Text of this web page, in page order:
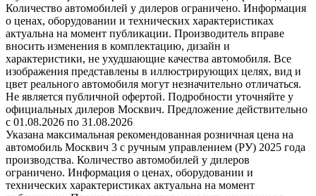
Количество автомобилей у дилеров ограничено. Информация
о ценах, оборудовании и технических характеристиках
актуальна на момент публикации. Производитель вправе
вносить изменения в комплектацию, дизайн и
характеристики, не ухудшающие качества автомобиля. Все
изображения представлены в иллюстрирующих целях, вид и
цвет реального автомобиля могут незначительно отличаться.
Не является публичной офертой. Подробности уточняйте у
официальных дилеров Москвич. Предложение действительно
с 01.08.2026 по 31.08.2026
Указана максимальная рекомендованная розничная цена на
автомобиль Москвич 3 с ручным управлением (РУ) 2025 года
производства. Количество автомобилей у дилеров
ограничено. Информация о ценах, оборудовании и
технических характеристиках актуальна на момент